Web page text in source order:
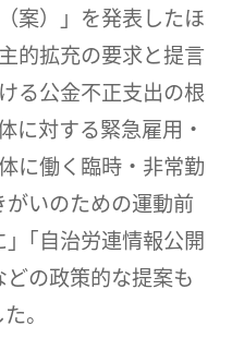
案）」を発表したほ
的拡充の要求と提言
る公金不正支出の根
に対する緊急雇用・
に働く臨時・非常勤
いのための運動前
｢自治労連情報公開
の政策的な提案も
。